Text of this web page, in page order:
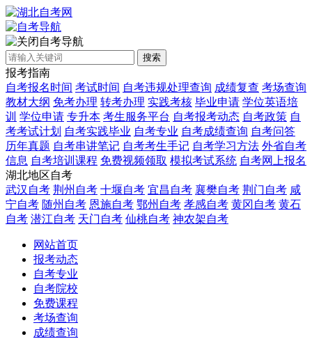
自考导航
搜索
报考指南
自考报名时间 考试时间 自考违规处理查询 成绩复查 考场查询
教材大纲 免考办理 转考办理 实践考核 毕业申请 学位英语培
训 学位申请 专升本 考生服务平台 自考报考动态 自考政策 自
考考试计划 自考实践毕业 自考专业 自考成绩查询 自考问答
历年真题 自考串讲笔记 自考考生手记 自考学习方法 外省自考
信息 自考培训课程 免费视频领取 模拟考试系统 自考网上报名
湖北地区自考
武汉自考 荆州自考 十堰自考 宜昌自考 襄樊自考 荆门自考 咸
宁自考 随州自考 恩施自考 鄂州自考 孝感自考 黄冈自考 黄石
自考 潜江自考 天门自考 仙桃自考 神农架自考
网站首页
报考动态
自考专业
自考院校
免费课程
考场查询
成绩查询